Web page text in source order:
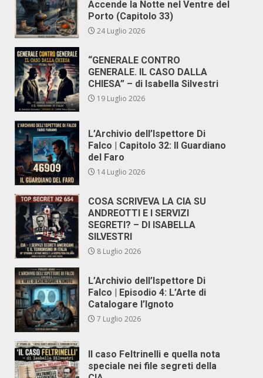
Accende la Notte nel Ventre del
Porto (Capitolo 33)
24 Luglio 2026
“GENERALE CONTRO
GENERALE. IL CASO DALLA
CHIESA” – di Isabella Silvestri
19 Luglio 2026
L’Archivio dell’Ispettore Di
Falco | Capitolo 32: Il Guardiano
del Faro
14 Luglio 2026
COSA SCRIVEVA LA CIA SU
ANDREOTTI E I SERVIZI
SEGRETI? – DI ISABELLA
SILVESTRI
8 Luglio 2026
L’Archivio dell’Ispettore Di
Falco | Episodio 4: L’Arte di
Catalogare l’Ignoto
7 Luglio 2026
Il caso Feltrinelli e quella nota
speciale nei file segreti della